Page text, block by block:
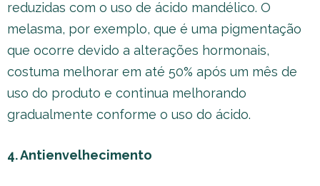
reduzidas com o uso de ácido mandélico. O
melasma, por exemplo, que é uma pigmentação
que ocorre devido a alterações hormonais,
costuma melhorar em até 50% após um mês de
uso do produto e continua melhorando
gradualmente conforme o uso do ácido.
4. Antienvelhecimento